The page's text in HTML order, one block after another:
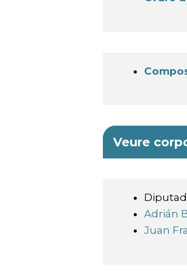
Veure
Adrián
Juan